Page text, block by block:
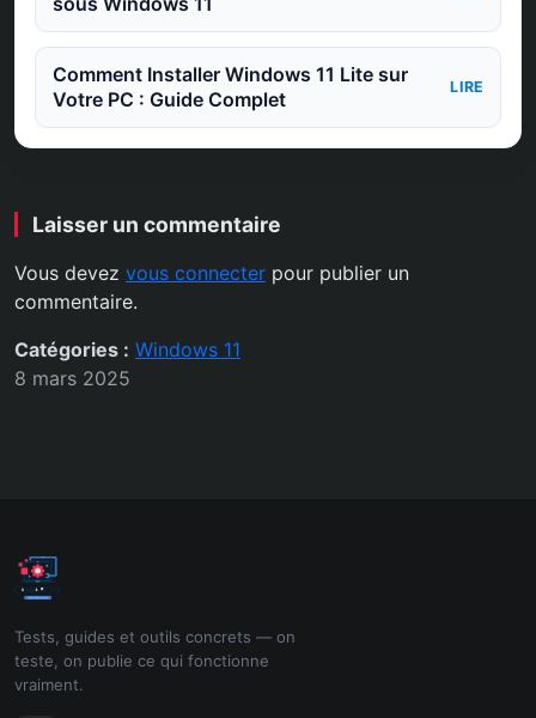
Comment Installer Windows 11 Lite sur
Votre PC : Guide Complet
LIRE
Laisser un commentaire
Vous devez vous connecter pour publier un
commentaire.
Catégories : Windows 11
8 mars 2025
Tests, guides et outils concrets — on
teste, on publie ce qui fonctionne
vraiment.